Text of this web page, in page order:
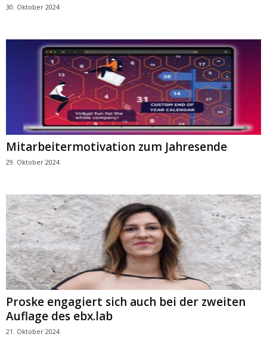
30. Oktober 2024
Mitarbeitermotivation zum Jahresende
29. Oktober 2024
Proske engagiert sich auch bei der zweiten
Auflage des ebx.lab
21. Oktober 2024